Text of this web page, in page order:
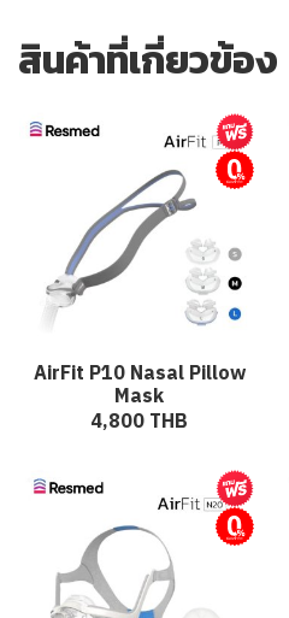
สินค้าที่เกี่ยวข้อง
ผ่อนชำระ
AirFit P10 Nasal Pillow
Mask
4,800 THB
ผ่อนชำระ